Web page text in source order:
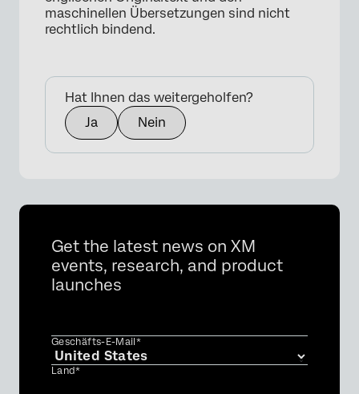
×
maschinellen Übersetzungen sind nicht
rechtlich bindend.
Hat Ihnen das weitergeholfen?
Ja
Nein
Get the latest news on XM
events, research, and product
launches
Geschäfts-E-Mail*
Land*